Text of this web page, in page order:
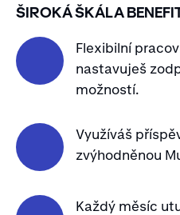
ŠIROKÁ ŠKÁLA
Flexibilní
nastavuješ
možností.
Využíváš
zvýhodněnou
Každý měsíc